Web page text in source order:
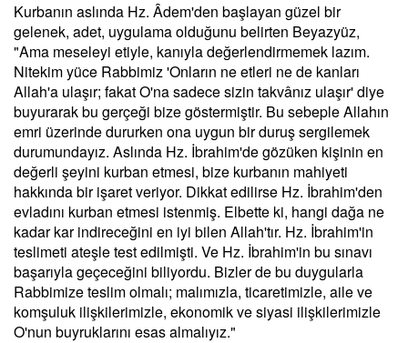
Kurbanın aslında Hz. Âdem'den başlayan güzel bir
gelenek, adet, uygulama olduğunu belirten Beyazyüz,
"Ama meseleyi etiyle, kanıyla değerlendirmemek lazım.
Nitekim yüce Rabbimiz 'Onların ne etleri ne de kanları
Allah'a ulaşır; fakat O'na sadece sizin takvânız ulaşır' diye
buyurarak bu gerçeği bize göstermiştir. Bu sebeple Allahın
emri üzerinde dururken ona uygun bir duruş sergilemek
durumundayız. Aslında Hz. İbrahim'de gözüken kişinin en
değerli şeyini kurban etmesi, bize kurbanın mahiyeti
hakkında bir işaret veriyor. Dikkat edilirse Hz. İbrahim'den
evladını kurban etmesi istenmiş. Elbette ki, hangi dağa ne
kadar kar indireceğini en iyi bilen Allah'tır. Hz. İbrahim'in
teslimeti ateşle test edilmişti. Ve Hz. İbrahim'in bu sınavı
başarıyla geçeceğini biliyordu. Bizler de bu duygularla
Rabbimize teslim olmalı; malımızla, ticaretimizle, aile ve
komşuluk ilişkilerimizle, ekonomik ve siyasi ilişkilerimizle
O'nun buyruklarını esas almalıyız."